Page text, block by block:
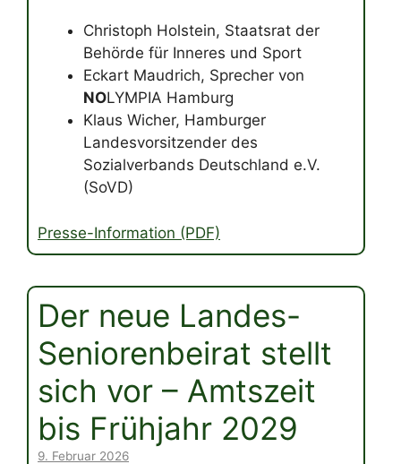
Christoph Holstein, Staatsrat der
Behörde für Inneres und Sport
Eckart Maudrich, Sprecher von
NOLYMPIA Hamburg
Klaus Wicher, Hamburger
Landesvorsitzender des
Sozialverbands Deutschland e.V.
(SoVD)
Presse-Information (PDF)
Der neue Landes-
Seniorenbeirat stellt
sich vor – Amtszeit
bis Frühjahr 2029
9. Februar 2026